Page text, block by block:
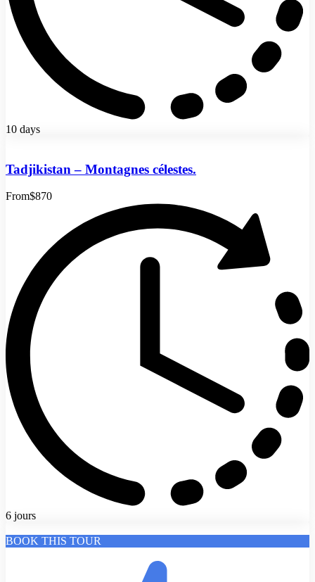
10 days
Tadjikistan – Montagnes célestes.
From$870
6 jours
BOOK THIS TOUR